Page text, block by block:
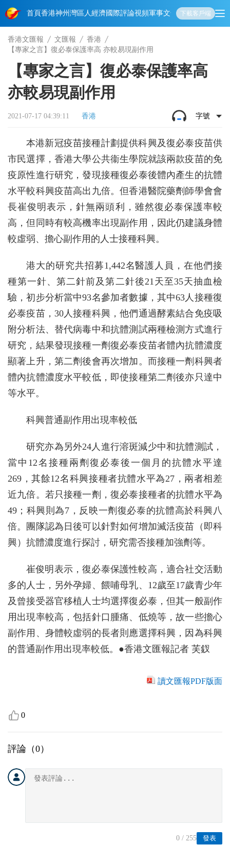
首頁香港神州 灣區人經濟國際評論視頻軍事文化 娛樂生活教育體
下載客戶端
香港文匯報 文匯報
香港
【專家之言】復必泰保護率高 亦較易現副作用
【專家之言】復必泰保護率高
亦較易現副作用
2021-07-17 04:39:11 香港 字號
本港新冠疫苗接種計劃提供科興及復必泰疫苗供
市民選擇，香港大學公共衞生學院就該兩款疫苗的免
疫原性進行研究，發現接種復必泰後體內產生的抗體
水平較科興疫苗高出九倍。但香港醫院藥劑師學會會
長崔俊明表示，針無兩頭利，雖然復必泰保護率較
高，但同時有較高機率出現副作用，因此仍建議身體
較虛弱、擔心副作用的人士接種科興。
港大的研究共招募1,442名醫護人員，在他們接
種第一針、第二針前及第二針後21天至35天抽血檢
驗，初步分析當中93名參加者數據，其中63人接種復
必泰疫苗，30人接種科興，他們通過酵素結合免疫吸
附分析法、替代病毒中和抗體測試兩種檢測方式進行
研究，結果發現接種一劑復必泰疫苗者體內抗體濃度
顯著上升，第二劑後會再次增加。而接種一劑科興者
體內抗體濃度水平較低，即使接種第二劑後亦只達中
等水平。
科興普通副作用出現率較低
研究亦為另外24人進行溶斑減少中和抗體測試，
當中12名接種兩劑復必泰後一個月的抗體水平達
269，其餘12名科興接種者抗體水平為27，兩者相差
近九倍。若只接種一劑，復必泰接種者的抗體水平為
49；科興則為7，反映一劑復必泰的抗體高於科興八
倍。團隊認為日後可以針對如何增加滅活疫苗（即科
興）抗體濃度進行探討，研究需否接種加強劑等。
崔俊明表示，復必泰保護性較高，適合社交活動
多的人士，另外孕婦、餵哺母乳、12歲至17歲青少年
及曾接受器官移植人士均選擇復必泰，但其一般副作
用出現率較高，包括針口腫痛、低燒等，故一些擔心
副作用、身體較虛弱的長者則應選擇科興，因為科興
的普通副作用出現率較低。●香港文匯報記者 芙釵
讀文匯報PDF版面
0
評論（0）
發表
0 / 255